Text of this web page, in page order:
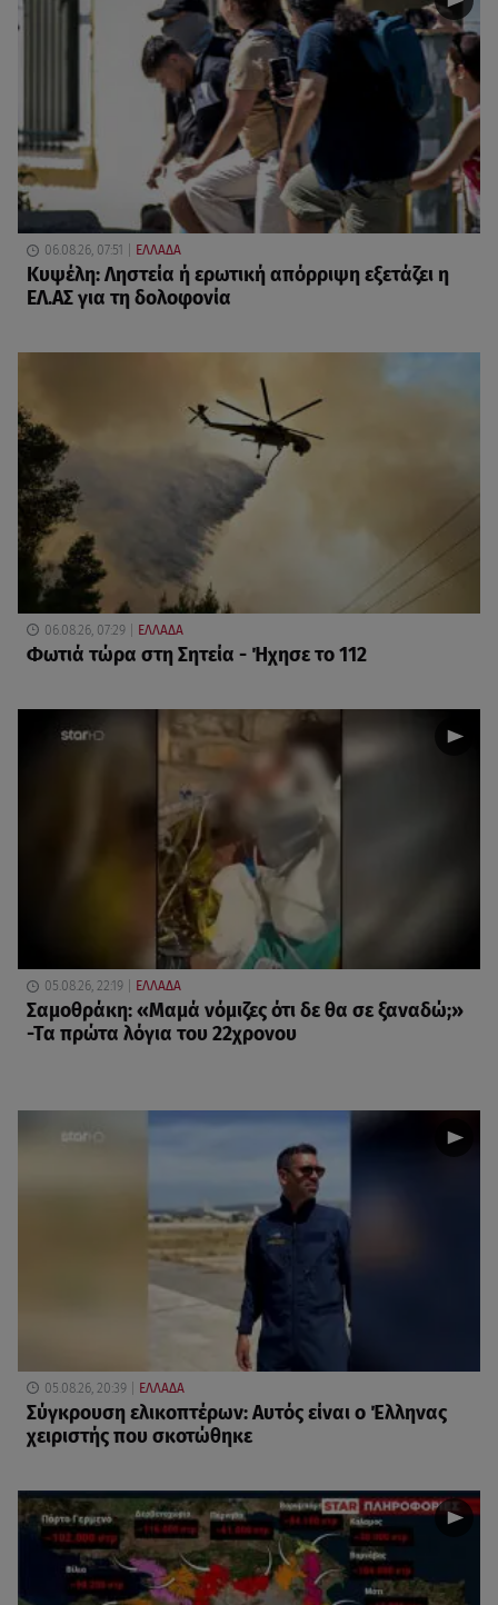
06.08.26, 07:51 ΕΛΛΑΔΑ
Κυψέλη: Ληστεία ή ερωτική απόρριψη εξετάζει η
ΕΛ.ΑΣ για τη δολοφονία
06.08.26, 07:29 ΕΛΛΑΔΑ
Φωτιά τώρα στη Σητεία - Ήχησε το 112
05.08.26, 22:19 ΕΛΛΑΔΑ
Σαμοθράκη: «Μαμά νόμιζες ότι δε θα σε ξαναδώ;»
-Τα πρώτα λόγια του 22χρονου
05.08.26, 20:39 ΕΛΛΑΔΑ
Σύγκρουση ελικοπτέρων: Αυτός είναι ο Έλληνας
χειριστής που σκοτώθηκε